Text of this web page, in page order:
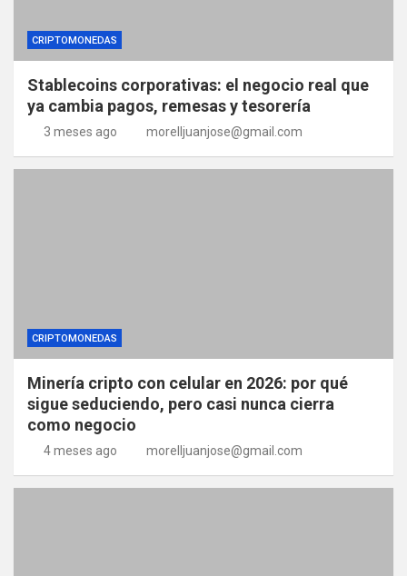
CRIPTOMONEDAS
Stablecoins corporativas: el negocio real que
ya cambia pagos, remesas y tesorería
3 meses ago morelljuanjose@gmail.com
CRIPTOMONEDAS
Minería cripto con celular en 2026: por qué
sigue seduciendo, pero casi nunca cierra
como negocio
4 meses ago morelljuanjose@gmail.com